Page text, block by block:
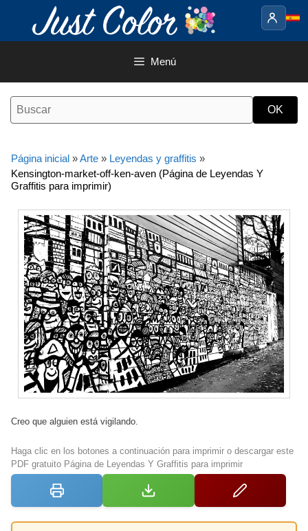
contenido
Menú
Página inicial »Arte » Leyendas y graffitis »
Kensington-market-off-ken-aven (Página de Leyendas Y
Graffitis para imprimir)
Creo que alguien está vigilando.
Haga clic en los botones a continuación para imprimir o descargar este
PDF gratuito Página de Leyendas Y Graffitis para imprimir